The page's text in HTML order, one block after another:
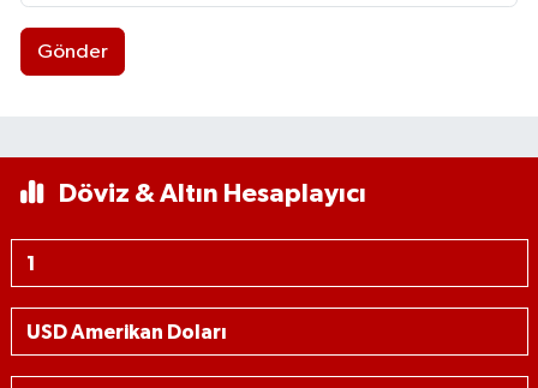
Gönder
Döviz & Altın Hesaplayıcı